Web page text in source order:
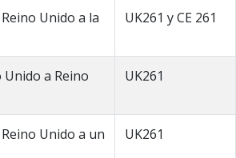
Unido a la
UK261 y CE 261
Unido a Reino
UK261
Unido a un
UK261